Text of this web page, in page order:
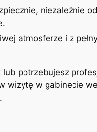
niezależnie
atmosferze i z
potrzebujesz
w gabinecie we